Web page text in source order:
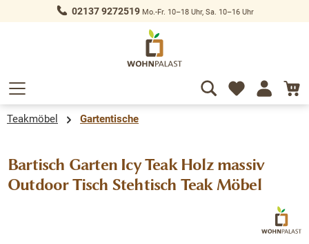
springen 02137 9272519Mo.-Fr. 10–18 Uhr, Sa. 10–16 Uhr
Teakmöbel Gartentische
Bartisch Garten Icy Teak Holz massiv
Outdoor Tisch Stehtisch Teak Möbel